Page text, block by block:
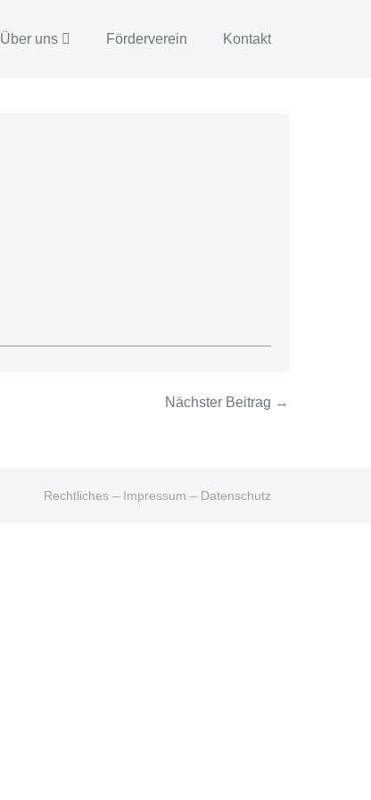
Über uns Förderverein Kontakt
Nächster Beitrag →
Rechtliches – Impressum – Datenschutz